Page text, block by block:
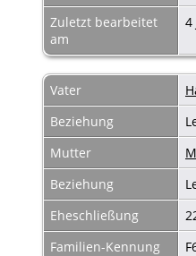
Zuletzt bearbeitet
am
4
Vater
Beziehung
Mutter
Beziehung
Eheschließung
Familien-Kennung